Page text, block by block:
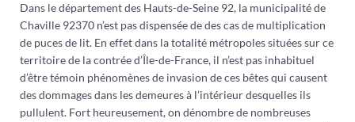
Dans le département des Hauts-de-Seine 92, la municipalité de
Chaville 92370 n’est pas dispensée de des cas de multiplication
de puces de lit. En effet dans la totalité métropoles situées sur ce
territoire de la contrée d’Île-de-France, il n’est pas inhabituel
d’être témoin phénomènes de invasion de ces bêtes qui causent
des dommages dans les demeures à l’intérieur desquelles ils
pullulent. Fort heureusement, on dénombre de nombreuses